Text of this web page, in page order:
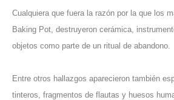
Cualquiera que fuera la razón por la que los
Baking Pot, destruyeron cerámica,
objetos como parte de un ritual de abandono.
Entre otros hallazgos aparecieron también
tinteros, fragmentos de flautas y huesos